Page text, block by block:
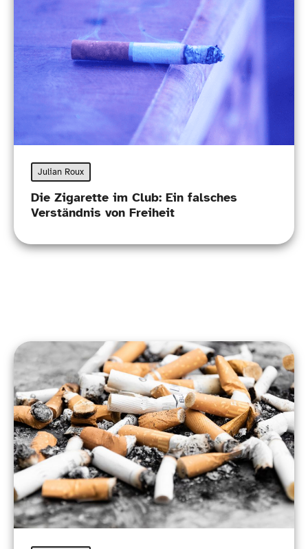
Julian Roux
Die Zigarette im Club: Ein falsches
Verständnis von Freiheit